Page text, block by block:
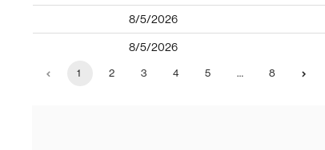
8/5/2026
8/5/2026
1 2 3 4 5 … 8